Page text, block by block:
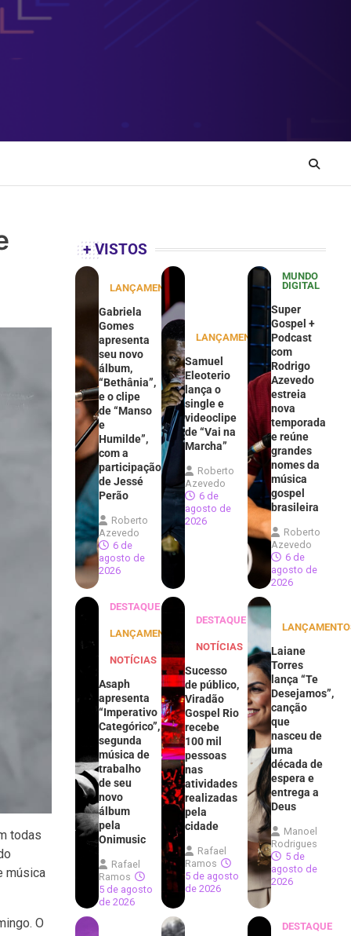
todas
música
O
+ VISTOS
LANÇAMENTOS
Gabriela
Gomes
apresenta
seu novo
álbum,
“Bethânia”,
e o clipe
de “Manso
e
Humilde”,
com a
participação
de Jessé
Perão
Roberto
Azevedo
6 de
agosto de
2026
LANÇAMENTOS
Samuel
Eleoterio
lança o
single e
videoclipe
de “Vai na
Marcha”
Roberto
Azevedo
6 de
agosto de
2026
MUNDO
DIGITAL
Super
Gospel +
Podcast
com
Rodrigo
Azevedo
estreia
nova
temporada
e reúne
grandes
nomes da
música
gospel
brasileira
Roberto
Azevedo
6 de
agosto de
2026
DESTAQUE
LANÇAMENTOS
NOTÍCIAS
Asaph
apresenta
“Imperativo
Categórico”,
segunda
música de
trabalho
de seu
novo
álbum
pela
Onimusic
Rafael
Ramos
5 de agosto
de 2026
DESTAQUE
NOTÍCIAS
Sucesso
de público,
Viradão
Gospel Rio
recebe
100 mil
pessoas
nas
atividades
realizadas
pela
cidade
Rafael
Ramos
5 de agosto
de 2026
Laiane
Torres
lança “Te
Desejamos”,
canção
que
nasceu de
uma
década de
espera e
entrega a
Deus
Manoel
Rodrigues
5 de
agosto de
2026
DESTAQUE